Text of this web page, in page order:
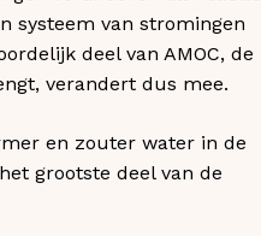
systeem van stromingen
deel van AMOC, de
verandert dus mee.
en zouter water in de
grootste deel van de